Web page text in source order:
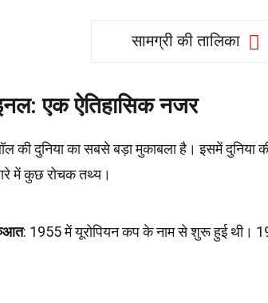
सामग्री की तालिका
एक ऐतिहासिक नजर
की दुनिया का सबसे बड़ा मुकाबला है। इसमें
में कुछ रोचक तथ्य।
: 1955 में यूरोपियन कप के नाम से शुरू हुई थी।